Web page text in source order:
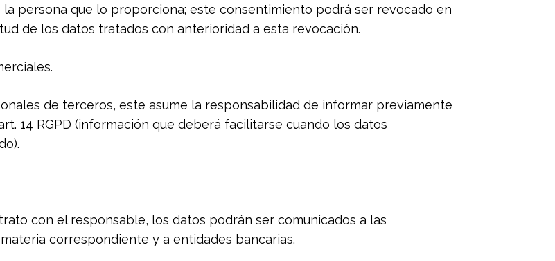
persona que lo proporciona; este consentimiento podrá ser revocado en
de los datos tratados con anterioridad a esta revocación.
de terceros, este asume la responsabilidad de informar previamente
14 RGPD (información que deberá facilitarse cuando los datos
con el responsable, los datos podrán ser comunicados a las
correspondiente y a entidades bancarias.